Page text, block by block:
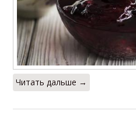
Читать дальше →